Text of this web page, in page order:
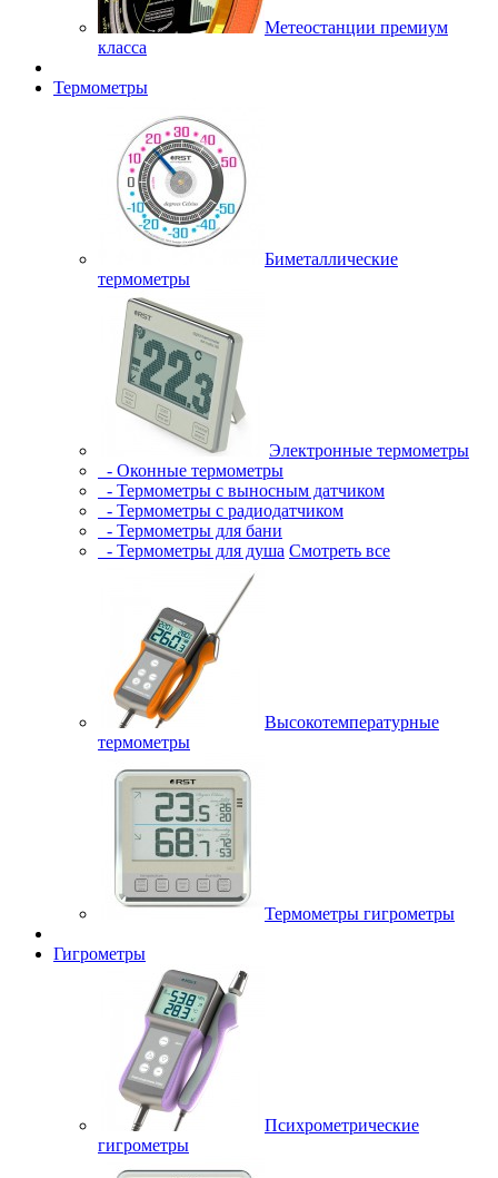
Метеостанции премиум
класса
Термометры
Биметаллические
термометры
Электронные термометры
- Оконные термометры
- Термометры с выносным датчиком
- Термометры с радиодатчиком
- Термометры для бани
- Термометры для душа Смотреть все
Высокотемпературные
термометры
Термометры гигрометры
Гигрометры
Психрометрические
гигрометры